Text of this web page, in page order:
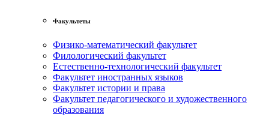
Факультеты
Физико-математический факультет
Филологический факультет
Естественно-технологический факультет
Факультет иностранных языков
Факультет истории и права
Факультет педагогического и художественного
образования